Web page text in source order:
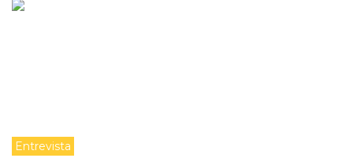
Entrevista